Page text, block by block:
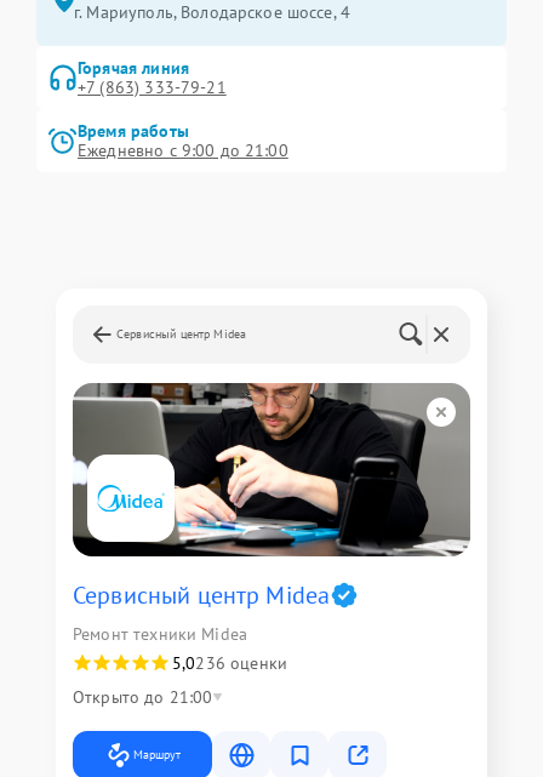
г. Мариуполь, Володарское шоссе, 4
Горячая линия
+7 (863) 333-79-21
Время работы
Ежедневно с 9:00 до 21:00
Сервисный центр Midea
Сервисный центр Midea
Ремонт техники Midea
5,0236 оценки
Открыто до 21:00
Маршрут